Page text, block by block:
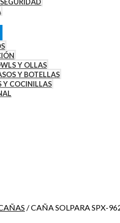
Y OLLAS
Y BOTELLAS
Y COCINILLAS
/ CAÑA SOLPARA SPX-